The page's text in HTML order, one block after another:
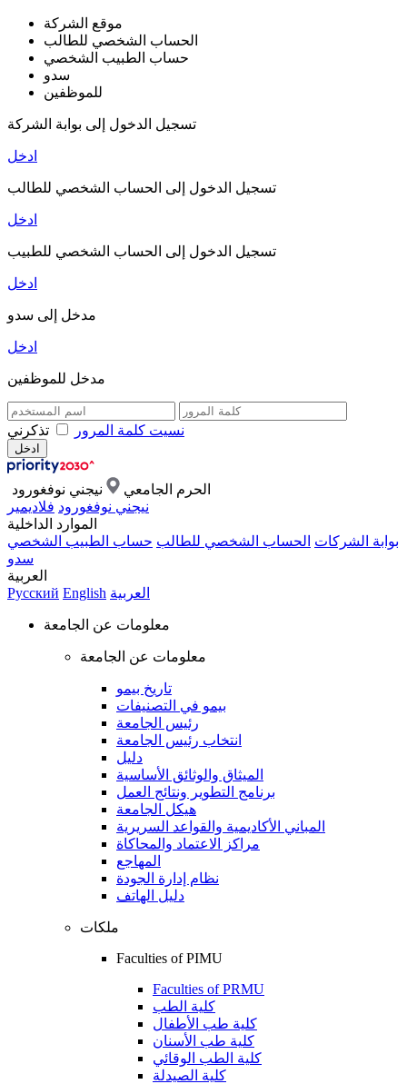
موقع الشركة
الحساب الشخصي للطالب
حساب الطبيب الشخصي
سدو
للموظفين
تسجيل الدخول إلى بوابة الشركة
ادخل
تسجيل الدخول إلى الحساب الشخصي للطالب
ادخل
تسجيل الدخول إلى الحساب الشخصي للطبيب
ادخل
مدخل إلى سدو
ادخل
مدخل للموظفين
نسيت كلمة المرور تذكرني
الحرم الجامعي
نيجني نوفغورود
نيجني نوفغورود فلاديمير
الموارد الداخلية
بوابة الشركات الحساب الشخصي للطالب حساب الطبيب الشخصي
سدو
العربية
Русский English العربية
معلومات عن الجامعة
معلومات عن الجامعة
تاريخ بيمو
بيمو في التصنيفات
رئيس الجامعة
انتخاب رئيس الجامعة
دليل
الميثاق والوثائق الأساسية
برنامج التطوير ونتائج العمل
هيكل الجامعة
المباني الأكاديمية والقواعد السريرية
مراكز الاعتماد والمحاكاة
المهاجع
نظام إدارة الجودة
دليل الهاتف
ملكات
Faculties of PIMU
Faculties of PRMU
كلية الطب
كلية طب الأطفال
كلية طب الأسنان
كلية الطب الوقائي
كلية الصيدلة